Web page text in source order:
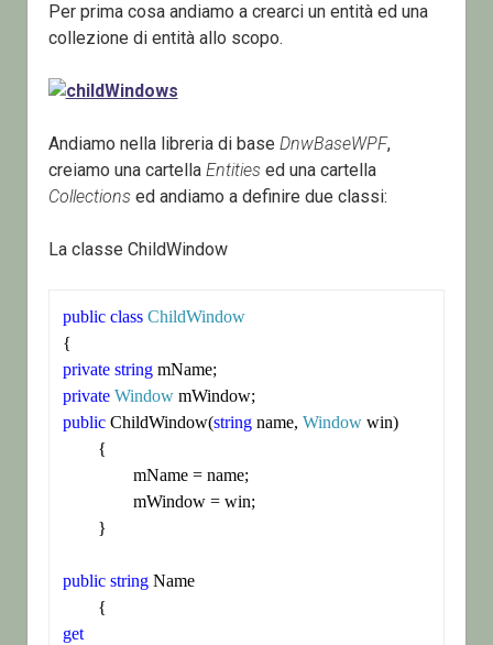
Per prima cosa andiamo a crearci un entità ed una
collezione di entità allo scopo.
Andiamo nella libreria di base DnwBaseWPF,
creiamo una cartella Entities ed una cartella
Collections ed andiamo a definire due classi:
La classe ChildWindow
public class ChildWindow
private string
mName;
private Window
mWindow;
public ChildWindow(string name, Window win)
public string Name
get